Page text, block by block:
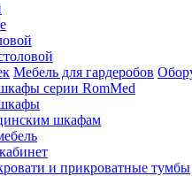
Мебель для гардеробов
серии RomMed
шкафам
и прикроватные тумбы